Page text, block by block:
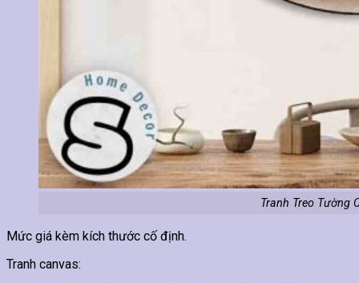
Tranh Treo Tường
Mức giá kèm kích thước cố định.
Tranh canvas: